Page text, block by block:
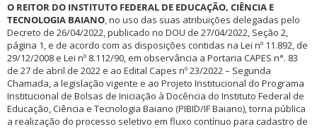
O REITOR DO INSTITUTO FEDERAL DE EDUCAÇÃO, CIÊNCIA E
TECNOLOGIA BAIANO, no uso das suas atribuições delegadas pelo
Decreto de 26/04/2022, publicado no DOU de 27/04/2022, Seção 2,
página 1, e de acordo com as disposições contidas na Lei nº 11.892, de
29/12/2008 e Lei nº 8.112/90, em observância a Portaria CAPES n°. 83
de 27 de abril de 2022 e ao Edital Capes nº 23/2022 – Segunda
Chamada, a legislação vigente e ao Projeto Institucional do Programa
Institucional de Bolsas de Iniciação à Docência do Instituto Federal de
Educação, Ciência e Tecnologia Baiano (PIBID/IF Baiano), torna pública
a realização do processo seletivo em fluxo contínuo para cadastro de